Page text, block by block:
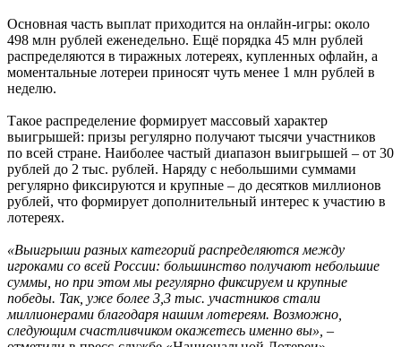
Основная часть выплат приходится на онлайн-игры: около
498 млн рублей еженедельно. Ещё порядка 45 млн рублей
распределяются в тиражных лотереях, купленных офлайн, а
моментальные лотереи приносят чуть менее 1 млн рублей в
неделю.
Такое распределение формирует массовый характер
выигрышей: призы регулярно получают тысячи участников
по всей стране. Наиболее частый диапазон выигрышей – от 30
рублей до 2 тыс. рублей. Наряду с небольшими суммами
регулярно фиксируются и крупные – до десятков миллионов
рублей, что формирует дополнительный интерес к участию в
лотереях.
«Выигрыши разных категорий распределяются между
игроками со всей России: большинство получают небольшие
суммы, но при этом мы регулярно фиксируем и крупные
победы. Так, уже более 3,3 тыс. участников стали
миллионерами благодаря нашим лотереям. Возможно,
следующим счастливчиком окажетесь именно вы», –